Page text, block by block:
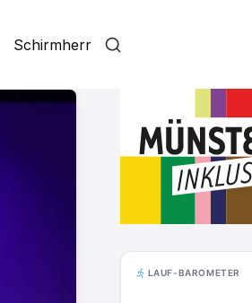
Schirmherr
LAUF-BAROMETER